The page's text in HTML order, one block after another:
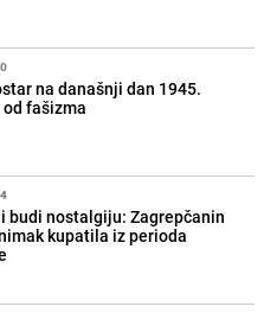
na današnji dan 1945.
fašizma
budi nostalgiju: Zagrepčanin
kupatila iz perioda